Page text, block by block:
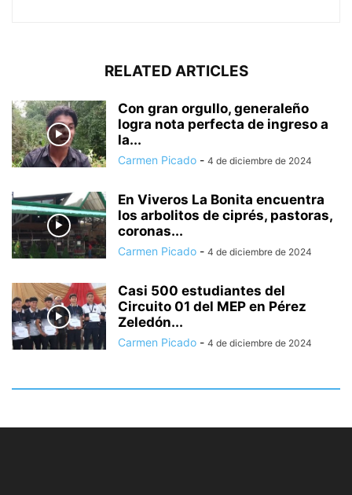
RELATED ARTICLES
Con gran orgullo, generaleño
logra nota perfecta de ingreso a
la...
Carmen Picado - 4 de diciembre de 2024
En Viveros La Bonita encuentra
los arbolitos de ciprés, pastoras,
coronas...
Carmen Picado - 4 de diciembre de 2024
Casi 500 estudiantes del
Circuito 01 del MEP en Pérez
Zeledón...
Carmen Picado - 4 de diciembre de 2024